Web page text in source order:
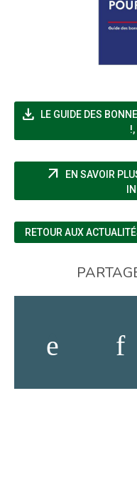
file_download
LE GUIDE DES
!,
arrow_outward
EN SAVOIR
RETOUR AUX